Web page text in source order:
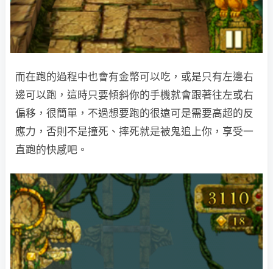
而在跑的過程中也會有金幣可以吃，或是只有左邊右
邊可以跑，這時只要傾斜你的手機就會跟著往左或右
偏移，很簡單，不過想要跑的很遠可是需要高超的反
應力，否則不是撞死、摔死就是被鬼追上你，享受一
直跑的快感吧。